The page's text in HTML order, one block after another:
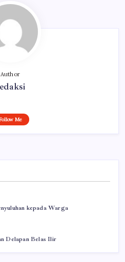
Author
Me
kepada Warga
Delapan Belas Ilir